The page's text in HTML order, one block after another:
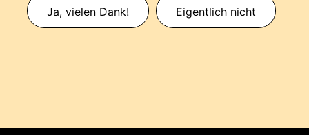
Ja, vielen Dank! Eigentlich nicht